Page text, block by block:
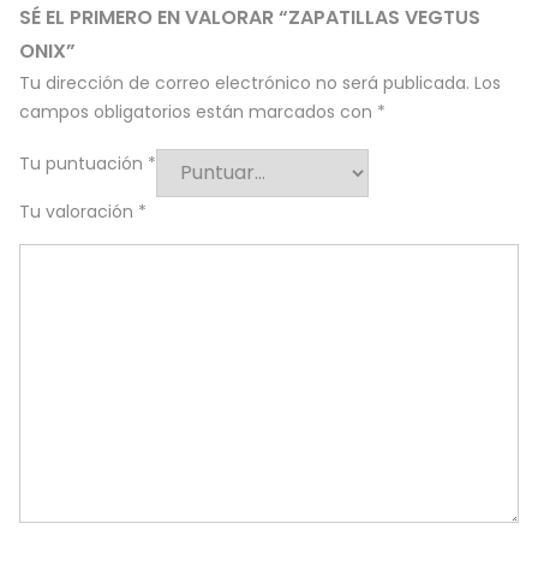
SÉ EL PRIMERO EN VALORAR “ZAPATILLAS VEGTUS
ONIX”
Tu dirección de correo electrónico no será publicada. Los
campos obligatorios están marcados con *
Tu puntuación *
Tu valoración *